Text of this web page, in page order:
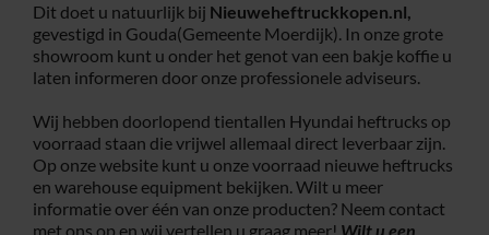
Dit doet u natuurlijk bij Nieuweheftruckkopen.nl,
gevestigd in Gouda(Gemeente Moerdijk). In onze grote
showroom kunt u onder het genot van een bakje koffie u
laten informeren door onze professionele adviseurs.
Wij hebben doorlopend tientallen Hyundai heftrucks op
voorraad staan die vrijwel allemaal direct leverbaar zijn.
Op onze website kunt u onze voorraad nieuwe heftrucks
en warehouse equipment bekijken. Wilt u meer
informatie over één van onze producten? Neem contact
met ons op en wij vertellen u graag meer! Wilt u een